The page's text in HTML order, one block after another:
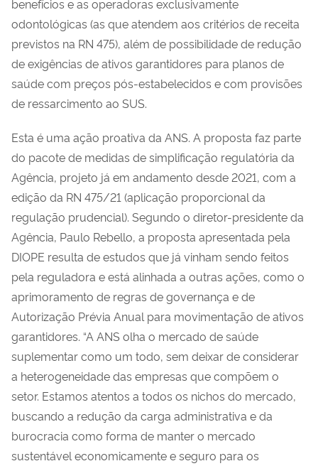
benefícios e as operadoras exclusivamente
odontológicas (as que atendem aos critérios de receita
previstos na RN 475), além de possibilidade de redução
de exigências de ativos garantidores para planos de
saúde com preços pós-estabelecidos e com provisões
de ressarcimento ao SUS.
Esta é uma ação proativa da ANS. A proposta faz parte
do pacote de medidas de simplificação regulatória da
Agência, projeto já em andamento desde 2021, com a
edição da RN 475/21 (aplicação proporcional da
regulação prudencial). Segundo o diretor-presidente da
Agência, Paulo Rebello, a proposta apresentada pela
DIOPE resulta de estudos que já vinham sendo feitos
pela reguladora e está alinhada a outras ações, como o
aprimoramento de regras de governança e de
Autorização Prévia Anual para movimentação de ativos
garantidores. “A ANS olha o mercado de saúde
suplementar como um todo, sem deixar de considerar
a heterogeneidade das empresas que compõem o
setor. Estamos atentos a todos os nichos do mercado,
buscando a redução da carga administrativa e da
burocracia como forma de manter o mercado
sustentável economicamente e seguro para os